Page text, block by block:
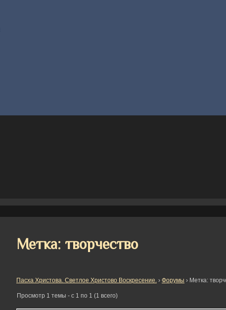
Метка: творчество
Пасха Христова. Светлое Христово Воскресение. › Форумы › Метка:
Просмотр 1 темы - с 1 по 1 (1 всего)